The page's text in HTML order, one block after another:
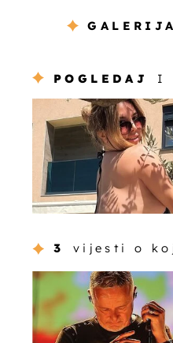
GALERIJA
POGLEDAJ I
3 vijesti o